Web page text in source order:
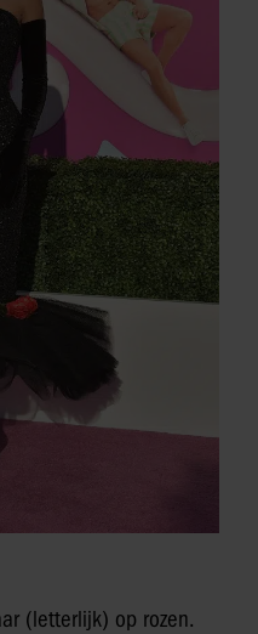
(letterlijk) op rozen.